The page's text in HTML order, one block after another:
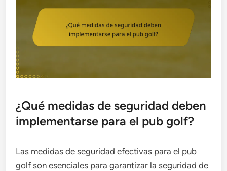
¿Qué medidas de seguridad deben
implementarse para el pub golf?
Las medidas de seguridad efectivas para el pub
golf son esenciales para garantizar la seguridad de